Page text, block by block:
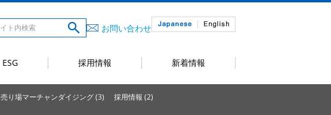
お問い合わせ
ESG 採用情報 新着情報
売り場マーチャンダイジング (3) 採用情報 (2)